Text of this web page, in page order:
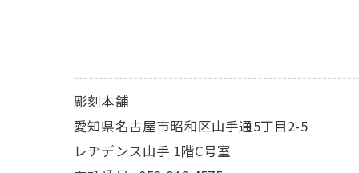
彫刻本舗
愛知県名古屋市昭和区山手通5丁目2-5
レヂデンス山手 1階C号室